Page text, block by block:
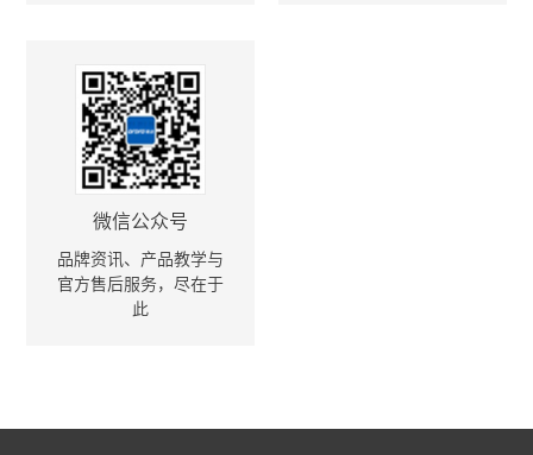
微信公众号
品牌资讯、产品教学与
官方售后服务，尽在于
此